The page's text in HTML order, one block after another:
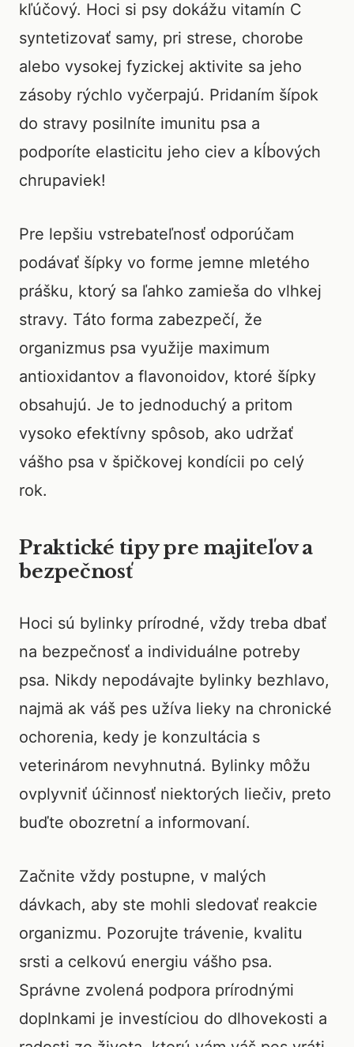
kľúčový. Hoci si psy dokážu vitamín C
syntetizovať samy, pri strese, chorobe
alebo vysokej fyzickej aktivite sa jeho
zásoby rýchlo vyčerpajú. Pridaním šípok
do stravy posilníte imunitu psa a
podporíte elasticitu jeho ciev a kĺbových
chrupaviek!
Pre lepšiu vstrebateľnosť odporúčam
podávať šípky vo forme jemne mletého
prášku, ktorý sa ľahko zamieša do vlhkej
stravy. Táto forma zabezpečí, že
organizmus psa využije maximum
antioxidantov a flavonoidov, ktoré šípky
obsahujú. Je to jednoduchý a pritom
vysoko efektívny spôsob, ako udržať
vášho psa v špičkovej kondícii po celý
rok.
Praktické tipy pre majiteľov a
bezpečnosť
Hoci sú bylinky prírodné, vždy treba dbať
na bezpečnosť a individuálne potreby
psa. Nikdy nepodávajte bylinky bezhlavo,
najmä ak váš pes užíva lieky na chronické
ochorenia, kedy je konzultácia s
veterinárom nevyhnutná. Bylinky môžu
ovplyvniť účinnosť niektorých liečiv, preto
buďte obozretní a informovaní.
Začnite vždy postupne, v malých
dávkach, aby ste mohli sledovať reakcie
organizmu. Pozorujte trávenie, kvalitu
srsti a celkovú energiu vášho psa.
Správne zvolená podpora prírodnými
doplnkami je investíciou do dlhovekosti a